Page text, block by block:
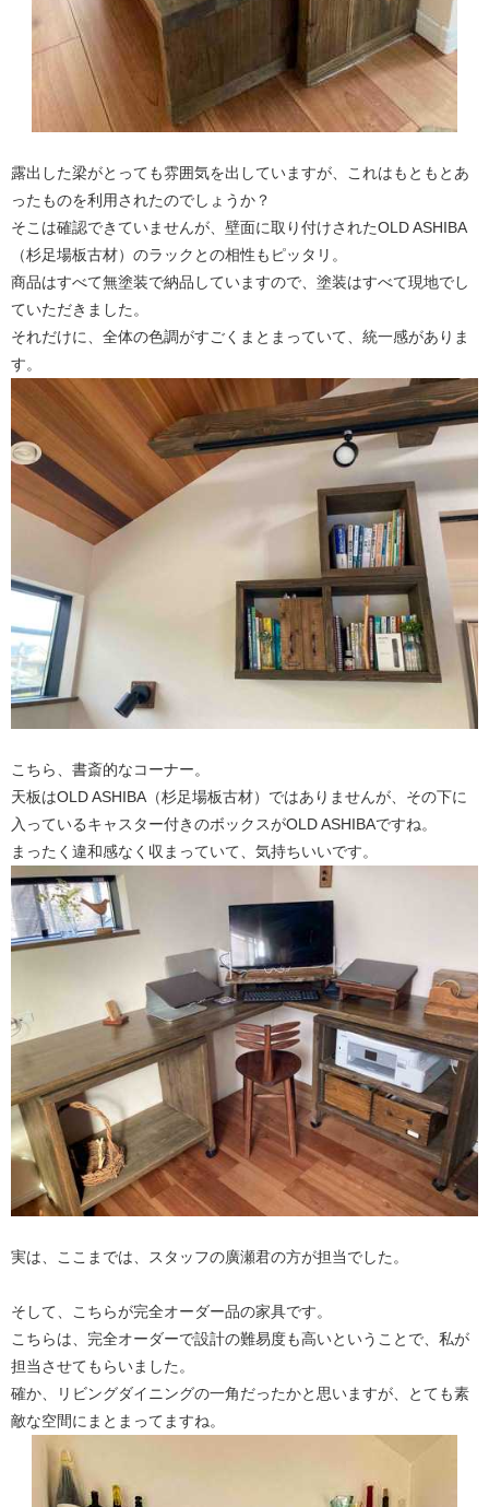
露出した梁がとっても雰囲気を出していますが、これはもともとあ
ったものを利用されたのでしょうか？
そこは確認できていませんが、壁面に取り付けされたOLD ASHIBA
（杉足場板古材）のラックとの相性もピッタリ。
商品はすべて無塗装で納品していますので、塗装はすべて現地でし
ていただきました。
それだけに、全体の色調がすごくまとまっていて、統一感がありま
す。
こちら、書斎的なコーナー。
天板はOLD ASHIBA（杉足場板古材）ではありませんが、その下に
入っているキャスター付きのボックスがOLD ASHIBAですね。
まったく違和感なく収まっていて、気持ちいいです。
実は、ここまでは、スタッフの廣瀬君の方が担当でした。
そして、こちらが完全オーダー品の家具です。
こちらは、完全オーダーで設計の難易度も高いということで、私が
担当させてもらいました。
確か、リビングダイニングの一角だったかと思いますが、とても素
敵な空間にまとまってますね。